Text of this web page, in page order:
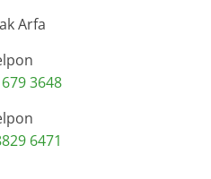
Arfa
3648
6471